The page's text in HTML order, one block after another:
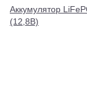
Аккумулятор
(12,8В)